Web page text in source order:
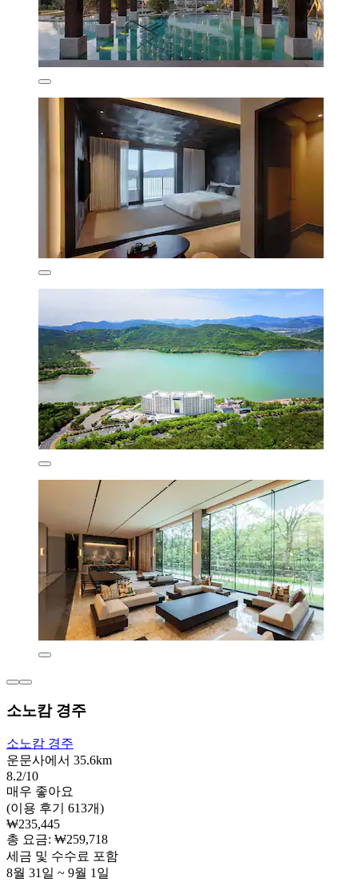
소노캄 경주
소노캄 경주
운문사에서 35.6km
8.2/10
매우 좋아요
(이용 후기 613개)
₩235,445
총 요금: ₩259,718
세금 및 수수료 포함
8월 31일 ~ 9월 1일